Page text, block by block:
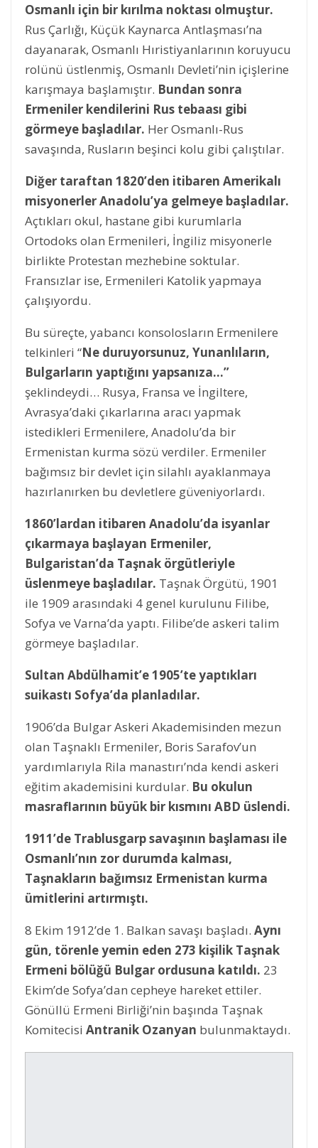
Osmanlı için bir kırılma noktası olmuştur.
Rus Çarlığı, Küçük Kaynarca Antlaşması’na
dayanarak, Osmanlı Hıristiyanlarının koruyucu
rolünü üstlenmiş, Osmanlı Devleti’nin içişlerine
karışmaya başlamıştır. Bundan sonra
Ermeniler kendilerini Rus tebaası gibi
görmeye başladılar. Her Osmanlı-Rus
savaşında, Rusların beşinci kolu gibi çalıştılar.
Diğer taraftan 1820’den itibaren Amerikalı
misyonerler Anadolu’ya gelmeye başladılar.
Açtıkları okul, hastane gibi kurumlarla
Ortodoks olan Ermenileri, İngiliz misyonerle
birlikte Protestan mezhebine soktular.
Fransızlar ise, Ermenileri Katolik yapmaya
çalışıyordu.
Bu süreçte, yabancı konsolosların Ermenilere
telkinleri “Ne duruyorsunuz, Yunanlıların,
Bulgarların yaptığını yapsanıza…”
şeklindeydi… Rusya, Fransa ve İngiltere,
Avrasya’daki çıkarlarına aracı yapmak
istedikleri Ermenilere, Anadolu’da bir
Ermenistan kurma sözü verdiler. Ermeniler
bağımsız bir devlet için silahlı ayaklanmaya
hazırlanırken bu devletlere güveniyorlardı.
1860’lardan itibaren Anadolu’da isyanlar
çıkarmaya başlayan Ermeniler,
Bulgaristan’da Taşnak örgütleriyle
üslenmeye başladılar. Taşnak Örgütü, 1901
ile 1909 arasındaki 4 genel kurulunu Filibe,
Sofya ve Varna’da yaptı. Filibe’de askeri talim
görmeye başladılar.
Sultan Abdülhamit’e 1905’te yaptıkları
suikastı Sofya’da planladılar.
1906’da Bulgar Askeri Akademisinden mezun
olan Taşnaklı Ermeniler, Boris Sarafov’un
yardımlarıyla Rila manastırı’nda kendi askeri
eğitim akademisini kurdular. Bu okulun
masraflarının büyük bir kısmını ABD üslendi.
1911’de Trablusgarp savaşının başlaması ile
Osmanlı’nın zor durumda kalması,
Taşnakların bağımsız Ermenistan kurma
ümitlerini artırmıştı.
8 Ekim 1912’de 1. Balkan savaşı başladı. Aynı
gün, törenle yemin eden 273 kişilik Taşnak
Ermeni bölüğü Bulgar ordusuna katıldı. 23
Ekim’de Sofya’dan cepheye hareket ettiler.
Gönüllü Ermeni Birliği’nin başında Taşnak
Komitecisi Antranik Ozanyan bulunmaktaydı.